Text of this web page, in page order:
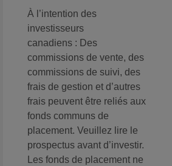
À l’intention des
investisseurs
canadiens : Des
commissions de vente, des
commissions de suivi, des
frais de gestion et d’autres
frais peuvent être reliés aux
fonds communs de
placement. Veuillez lire le
prospectus avant d’investir.
Les fonds de placement ne